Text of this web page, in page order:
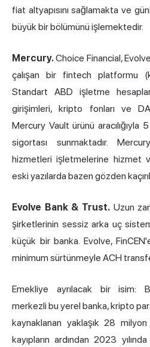
fiat altyapısını sağlamakta ve
büyük bir bölümünü işlemektedir.
Mercury.Choice Financial,
çalışan bir fintech platformu
Standart ABD işletme
girişimleri, kripto fonları ve
Mercury Vault ürünü aracılığıyla
sigortası sunmaktadır.
hizmetleri işletmelerine hizmet
eski yazılarda bazen gözden
Evolve Bank & Trust.Uzun
şirketlerinin sessiz arka uç
küçük bir banka. Evolve,
minimum sürtünmeyle ACH
Emekliye ayrılacak bir isim:
merkezli bu yerel banka, kripto
kaynaklanan yaklaşık 28
kayıpların ardından 2023